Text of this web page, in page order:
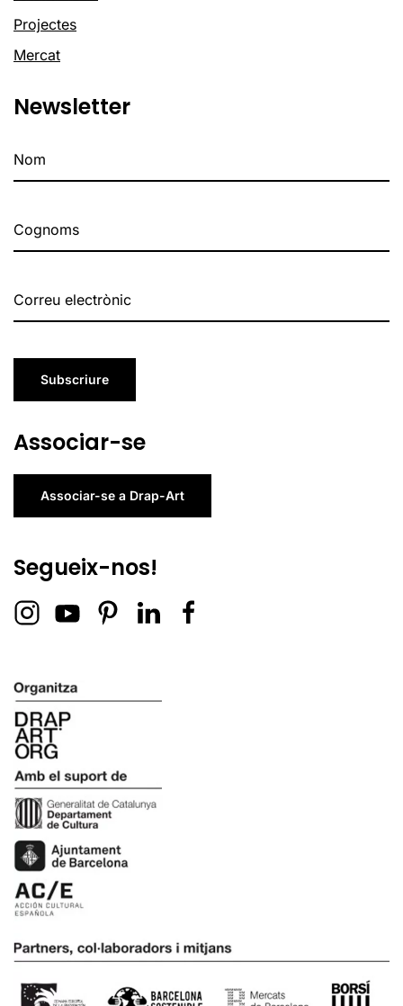
Projectes
Mercat
Newsletter
Subscriure
Associar-se
Associar-se a Drap-Art
Segueix-nos!